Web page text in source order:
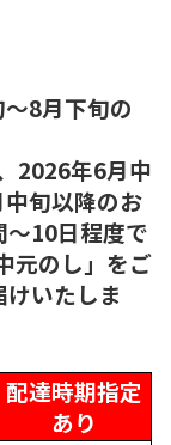
8月下旬の
2026年6月中
旬以降のお
10日程度で
元のし」をご
いたしま
配達時期指定
あり